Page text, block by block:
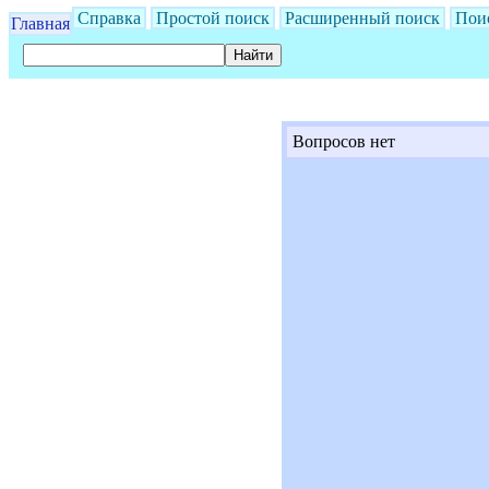
Главная Справка Простой поиск Расширенный поиск
Вопросов нет